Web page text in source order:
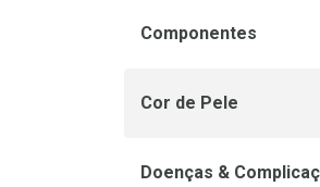
Componentes
Cor de Pele
Doenças &